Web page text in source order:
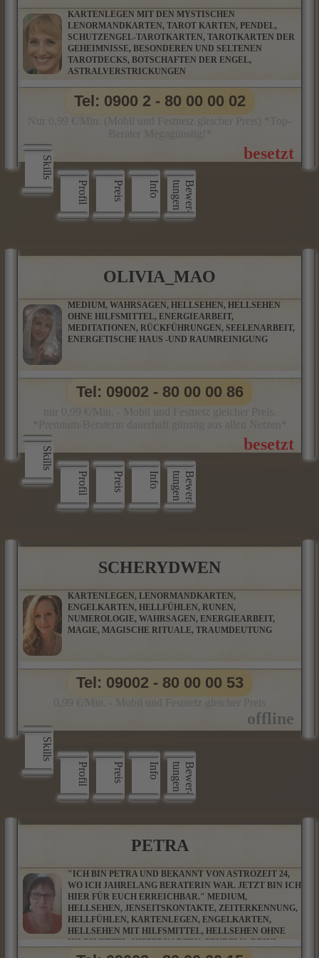
KARTENLEGEN MIT DEN MYSTISCHEN
LENORMANDKARTEN, TAROT KARTEN, PENDEL,
SCHUTZENGEL-TAROTKARTEN, TAROTKARTEN DER
GEHEIMNISSE, BESONDEREN UND SELTENEN
TAROTDECKS, BOTSCHAFTEN DER ENGEL,
ASTRALVERSTRICKUNGEN
Skills
Profil
Preis Info B
e
w
e
r
­
t
u
n
g
e
n
Tel: 0900 2 - 80 00 00 02
OLIVIA_MAO
MEDIUM, WAHRSAGEN, HELLSEHEN, HELLSEHEN
OHNE HILFSMITTEL, ENERGIEARBEIT,
MEDITATIONEN, RÜCKFÜHRUNGEN, SEELENARBEIT,
ENERGETISCHE HAUS -UND RAUMREINIGUNG
Skills
Profil
Preis Info B
e
w
e
r
­
t
u
n
g
e
n
Tel: 09002 - 80 00 00 86
SCHERYDWEN
KARTENLEGEN, LENORMANDKARTEN,
ENGELKARTEN, HELLFÜHLEN, RUNEN,
NUMEROLOGIE, WAHRSAGEN, ENERGIEARBEIT,
MAGIE, MAGISCHE RITUALE, TRAUMDEUTUNG
Skills
Profil
Preis Info B
e
w
e
r
­
t
u
n
g
e
n
Tel: 09002 - 80 00 00 53
PETRA
"ICH BIN PETRA UND BEKANNT VON ASTROZEIT 24,
WO ICH JAHRELANG BERATERIN WAR. JETZT BIN ICH
HIER FÜR EUCH ERREICHBAR." MEDIUM,
HELLSEHEN, JENSEITSKONTAKTE, ZEITERKENNUNG,
HELLFÜHLEN, KARTENLEGEN, ENGELKARTEN,
HELLSEHEN MIT HILFSMITTEL, HELLSEHEN OHNE
HILFSMITTEL, KIPPERKARTEN, PENDELN, REIKI,
WAHRSAGEN, BOTSCHAFTEN AUS DER GEISTIGEN